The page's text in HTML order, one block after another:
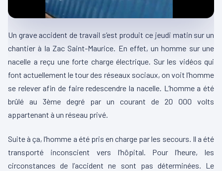
Un grave accident de travail s’est produit ce jeudi matin sur un
chantier à la Zac Saint-Maurice. En effet, un homme sur une
nacelle a reçu une forte charge électrique. Sur les vidéos qui
font actuellement le tour des réseaux sociaux, on voit l’homme
se relever afin de faire redescendre la nacelle. L’homme a été
brûlé au 3ème degré par un courant de 20 000 volts
appartenant à un réseau privé.
Suite à ça, l’homme a été pris en charge par les secours. Il a été
transporté inconscient vers l’hôpital. Pour l’heure, les
circonstances de l’accident ne sont pas déterminées. Le